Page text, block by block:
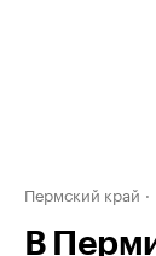
Пермский край
В